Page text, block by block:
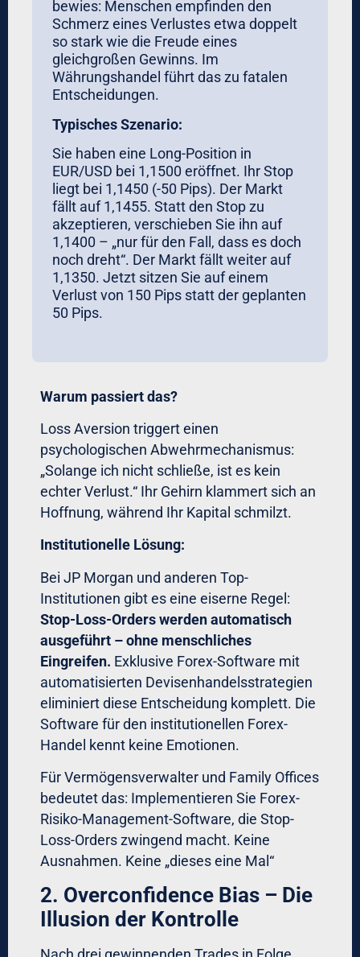
eliminieren:Entfernen Sie den Menschen
aus der Execution.
Vollautomatischer Forex-Handel bietet:
Null emotionale Entscheidungen:
Forex-Robot für institutionelle Anleger
Konsistentes Position-Sizing:
Kapitalmanagement im
Devisenhandel nach mathematischer
Formel
Sofortige Execution:Keine Zögern,
kein „Warten auf besseren Preis“
24/7-Monitoring:Auch während Sie
schlafen, hält die Software Ihre Regeln
ein
2024 ein Forex-Portfolio von 45 Millionen
CHF. Nach Umstellung auf automatisierte
Forex-Strategien für CEOs:
Sharpe Ratio stieg von 0,8 auf 1,7
Maximaler Drawdown sank von 18%
auf 9%
Win-Rate blieb identisch bei 54%, aber
durchschnittlicher Gewinn/Verlust-
Ratio verbesserte sich von 1,4 auf 2,1
Warum?Weil die Software konsequent
Gewinne laufen ließ und Verluste schnitt –
ohne emotionale Interferenz.
Segregation of Duties – Vier-
Augen-Prinzip im Trading
Institutionelle Desks trennen systematisch
Verantwortlichkeiten:
Role 1: Strategie-Entwicklung
Quant-
Teams entwickeln und testen Strategien.
Sie haben KEIN Zugriff auf Live-Trading.
Role 2: Risk-ManagementUnabhängiges
Risk-Team setzt Position-Limits, Stop-Loss-
Parameter, Exposure-Grenzen. Sie haben
VETO-Recht über jeden Trade.